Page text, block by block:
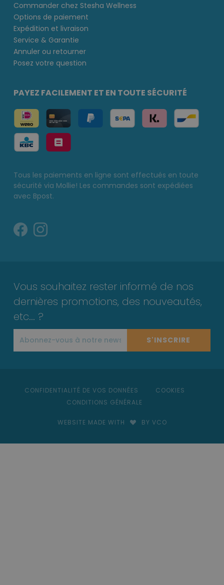
Commander chez Stesha Wellness
Options de paiement
Expédition et livraison
Service & Garantie
Annuler ou retourner
Posez votre question
PAYEZ FACILEMENT ET EN TOUTE SÉCURITÉ
Tous les paiements en ligne sont effectués en toute
sécurité via Mollie! Les commandes sont expédiées
avec Bpost.
Vous souhaitez rester informé de nos
dernières promotions, des nouveautés,
etc... ?
S'INSCRIRE
CONFIDENTIALITÉ DE VOS DONNÉES
COOKIES
CONDITIONS GÉNÉRALE
WEBSITE MADE WITH BY VCO